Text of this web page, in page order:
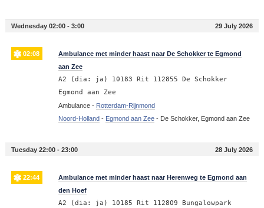
Wednesday 02:00 - 3:00 29 July 2026
02:08
Ambulance met minder haast naar De Schokker te Egmond
aan Zee
A2 (dia: ja) 10183 Rit 112855 De Schokker
Egmond aan Zee
Ambulance - Rotterdam-Rijnmond
Noord-Holland - Egmond aan Zee- De Schokker, Egmond aan Zee
Tuesday 22:00 - 23:00 28 July 2026
22:44
Ambulance met minder haast naar Herenweg te Egmond aan
den Hoef
A2 (dia: ja) 10185 Rit 112809 Bungalowpark